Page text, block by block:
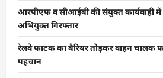
आरपीएफ व सीआईबी की संयुक्त कार्यवाही
अभियुक्त गिरफ्तार
रेलवे फाटक का बैरियर तोड़कर वाहन चालक
पहचान